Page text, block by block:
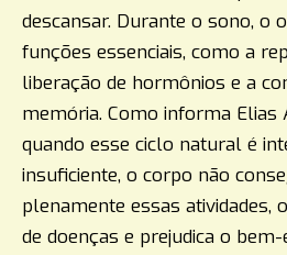
descansar. Durante o sono, o
funções essenciais, como a
liberação de hormônios e a
memória. Como informa Elias
quando esse ciclo natural é
insuficiente, o corpo não
plenamente essas atividades,
de doenças e prejudica o